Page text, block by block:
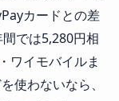
カードとの差
では5,280円相
ワイモバイルま
使わないなら、